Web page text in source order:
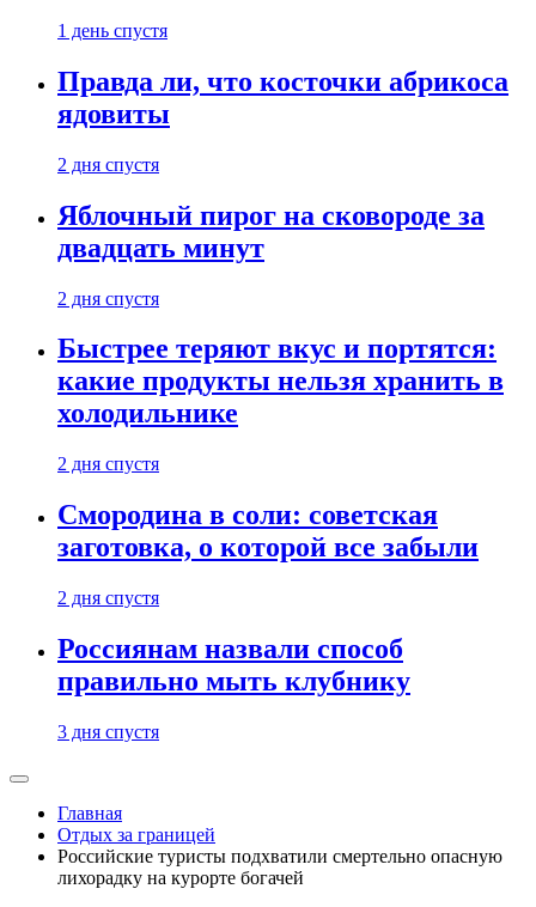
1 день спустя
Правда ли, что косточки абрикоса
ядовиты
2 дня спустя
Яблочный пирог на сковороде за
двадцать минут
2 дня спустя
Быстрее теряют вкус и портятся:
какие продукты нельзя хранить в
холодильнике
2 дня спустя
Смородина в соли: советская
заготовка, о которой все забыли
2 дня спустя
Россиянам назвали способ
правильно мыть клубнику
3 дня спустя
Главная
Отдых за границей
Российские туристы подхватили смертельно опасную
лихорадку на курорте богачей